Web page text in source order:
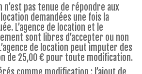
n’est pas tenue de répondre aux
demandées une fois la
L’agence de location et le
sont libres d’accepter ou non
de location peut imputer des
de 25,00 € pour toute modification.